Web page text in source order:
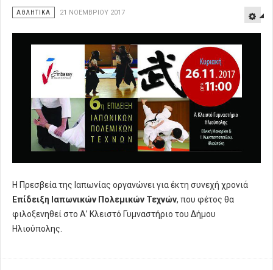
ΑΘΛΗΤΙΚΑ 21 ΝΟΕΜΒΡΊΟΥ 2017
Η Πρεσβεία της Ιαπωνίας οργανώνει για έκτη συνεχή χρονιά
Επίδειξη Ιαπωνικών Πολεμικών Τεχνών, που φέτος θα
φιλοξενηθεί στο Α’ Κλειστό Γυμναστήριο του Δήμου
Hλιούπολης.